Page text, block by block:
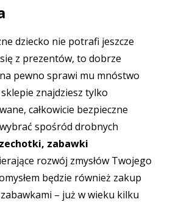
dziecko nie potrafi jeszcze
z prezentów, to dobrze
pewno sprawi mu mnóstwo
znajdziesz tylko
całkowicie bezpieczne
spośród drobnych
zabawki
rozwój zmysłów Twojego
będzie również zakup
– już w wieku kilku